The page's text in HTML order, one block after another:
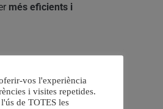
més eficients i
vos l'experiència
i visites repetides.
de TOTES les